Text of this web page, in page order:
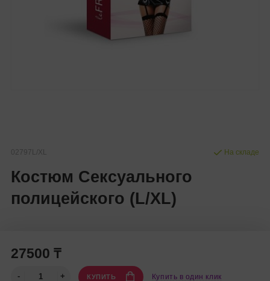
02797L/XL
Костюм Сексуального
полицейского (L/XL)
На складе
27500 ₸
КУПИТЬ Купить в один клик